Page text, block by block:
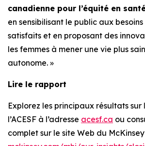
canadienne pour l’équité en
en sensibilisant le public aux
satisfaits et en proposant des
les femmes à mener une vie plus
autonome. »
Lire le rapport
Explorez les principaux résultats sur
l’ACESF à l’adresse acesf.ca ou
complet sur le site Web du